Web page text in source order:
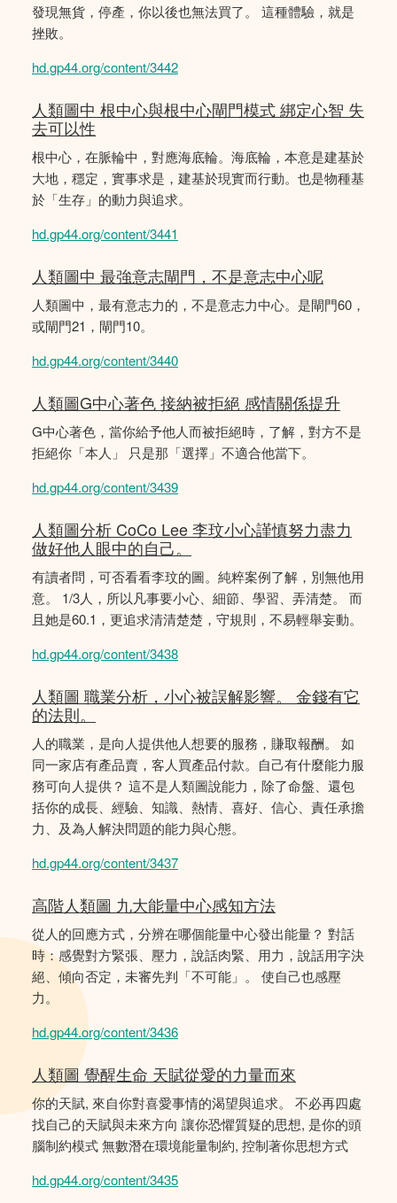
發現無貨，停產，你以後也無法買了。 這種體驗，就是
挫敗。
hd.gp44.org/content/3442
人類圖中 根中心與根中心閘門模式 綁定心智 失
去可以性
根中心，在脈輪中，對應海底輪。海底輪，本意是建基於
大地，穩定，實事求是，建基於現實而行動。也是物種基
於「生存」的動力與追求。
hd.gp44.org/content/3441
人類圖中 最強意志閘門，不是意志中心呢
人類圖中，最有意志力的，不是意志力中心。是閘門60，
或閘門21，閘門10。
hd.gp44.org/content/3440
人類圖G中心著色 接納被拒絕 感情關係提升
G中心著色，當你給予他人而被拒絕時，了解，對方不是
拒絕你「本人」 只是那「選擇」不適合他當下。
hd.gp44.org/content/3439
人類圖分析 CoCo Lee 李玟小心謹慎努力盡力
做好他人眼中的自己。
有讀者問，可否看看李玟的圖。純粹案例了解，別無他用
意。 1/3人，所以凡事要小心、細節、學習、弄清楚。 而
且她是60.1，更追求清清楚楚，守規則，不易輕舉妄動。
hd.gp44.org/content/3438
人類圖 職業分析，小心被誤解影響。 金錢有它
的法則。
人的職業，是向人提供他人想要的服務，賺取報酬。 如
同一家店有產品賣，客人買產品付款。自己有什麼能力服
務可向人提供？ 這不是人類圖說能力，除了命盤、還包
括你的成長、經驗、知識、熱情、喜好、信心、責任承擔
力、及為人解決問題的能力與心態。
hd.gp44.org/content/3437
高階人類圖 九大能量中心感知方法
從人的回應方式，分辨在哪個能量中心發出能量？ 對話
時：感覺對方緊張、壓力，說話肉緊、用力，說話用字決
絕、傾向否定，未審先判「不可能」。 使自己也感壓
力。
hd.gp44.org/content/3436
人類圖 覺醒生命 天賦從愛的力量而來
你的天賦, 來自你對喜愛事情的渴望與追求。 不必再四處
找自己的天賦與未來方向 讓你恐懼質疑的思想, 是你的頭
腦制約模式 無數潛在環境能量制約, 控制著你思想方式
hd.gp44.org/content/3435